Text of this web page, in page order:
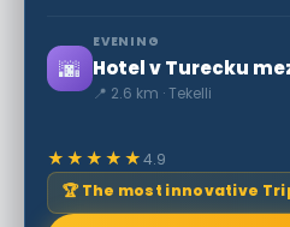
🌆
EVENING
📍 2.6 km · Tekelli
★★★★★4.9
🏆 The most innovative